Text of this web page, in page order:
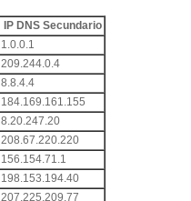
IP DNS Secundario
1.0.0.1
209.244.0.4
8.8.4.4
184.169.161.155
8.20.247.20
208.67.220.220
156.154.71.1
198.153.194.40
207.225.209.77